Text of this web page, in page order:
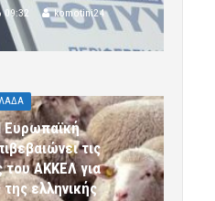
09:32 komotini24
τις
του ΑΚΚΕΛ για
ελληνικής